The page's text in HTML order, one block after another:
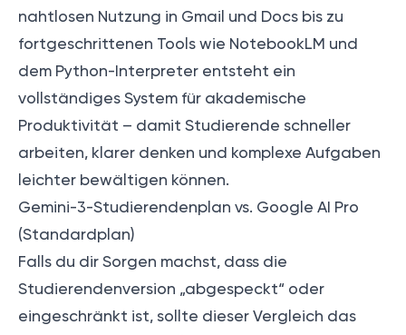
nahtlosen Nutzung in Gmail und Docs bis zu
fortgeschrittenen Tools wie NotebookLM und
dem Python-Interpreter entsteht ein
vollständiges System für akademische
Produktivität – damit Studierende schneller
arbeiten, klarer denken und komplexe Aufgaben
leichter bewältigen können.
Gemini-3-Studierendenplan vs. Google AI Pro
(Standardplan)
Falls du dir Sorgen machst, dass die
Studierendenversion „abgespeckt“ oder
eingeschränkt ist, sollte dieser Vergleich das